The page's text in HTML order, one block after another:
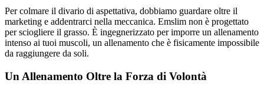
Per colmare il divario di aspettativa, dobbiamo guardare oltre il
marketing e addentrarci nella meccanica. Emslim non è progettato
per sciogliere il grasso. È ingegnerizzato per imporre un allenamento
intenso ai tuoi muscoli, un allenamento che è fisicamente impossibile
da raggiungere da soli.
Un Allenamento Oltre la Forza di Volontà